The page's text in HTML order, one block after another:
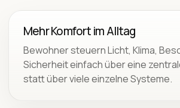
Mehr Komfort im Alltag
Bewohner steuern Licht, Klima,
Sicherheit einfach über eine
statt über viele einzelne Systeme.